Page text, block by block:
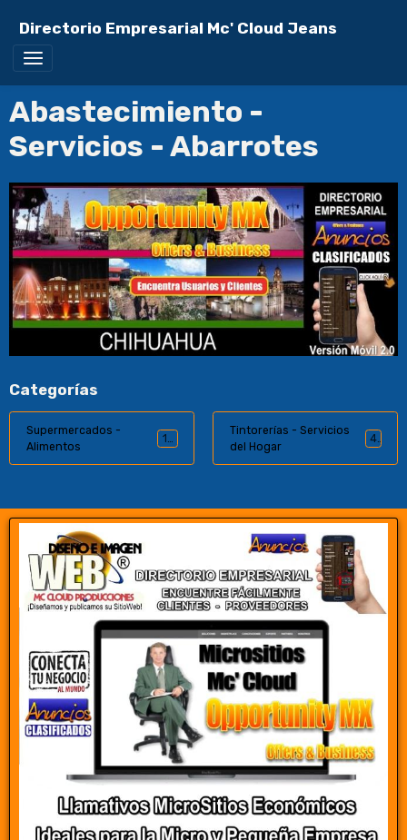
Directorio Empresarial Mc' Cloud Jeans
Abastecimiento -
Servicios - Abarrotes
Categorías
Supermercados -
Alimentos
16
Tintorerías - Servicios
del Hogar
4